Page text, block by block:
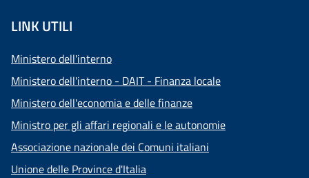
LINK UTILI
Ministero dell'interno
Ministero dell'interno - DAIT - Finanza locale
Ministero dell'economia e delle finanze
Ministro per gli affari regionali e le autonomie
Associazione nazionale dei Comuni italiani
Unione delle Province d'Italia